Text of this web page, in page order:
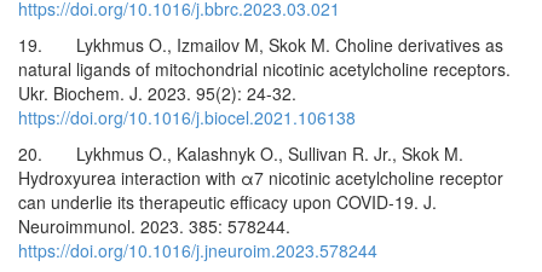
https://doi.org/10.1016/j.bbrc.2023.03.021
19. Lykhmus O., Izmailov M, Skok M. Choline derivatives as
natural ligands of mitochondrial nicotinic acetylcholine receptors.
Ukr. Biochem. J. 2023. 95(2): 24-32.
https://doi.org/10.1016/j.biocel.2021.106138
20. Lykhmus O., Kalashnyk O., Sullivan R. Jr., Skok M.
Hydroxyurea interaction with α7 nicotinic acetylcholine receptor
can underlie its therapeutic efficacy upon COVID-19. J.
Neuroimmunol. 2023. 385: 578244.
https://doi.org/10.1016/j.jneuroim.2023.578244